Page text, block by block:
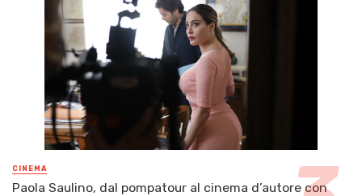
CINEMA
Paola Saulino, dal pompatour al cinema d’autore con